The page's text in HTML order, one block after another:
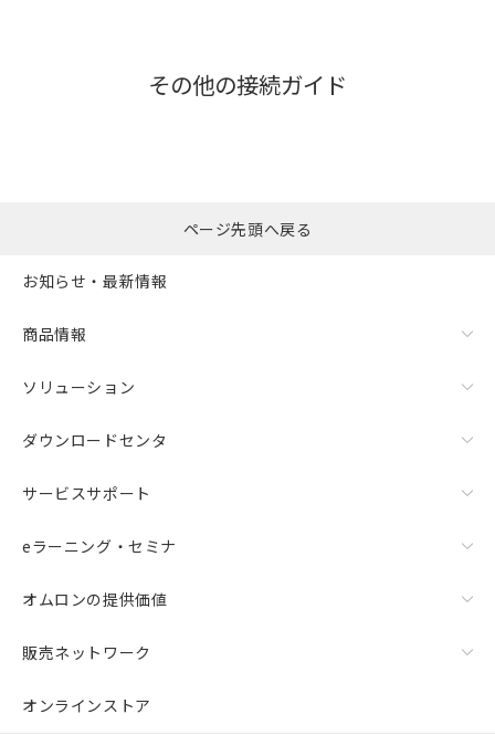
その他の接続ガイド
ページ先頭へ戻る
お知らせ・最新情報
商品情報
ソリューション
ダウンロードセンタ
サービスサポート
eラーニング・セミナ
オムロンの提供価値
販売ネットワーク
オンラインストア